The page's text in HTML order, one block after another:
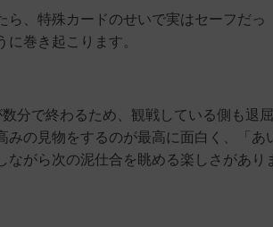
ら、特殊カードのせいで実はセーフだっ
巻き起こります。
分で終わるため、観戦している側も退
みの見物をするのが最高に面白く、「あ
がら次の泥仕合を眺める楽しさがあり